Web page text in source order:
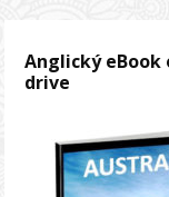
Anglický
drive